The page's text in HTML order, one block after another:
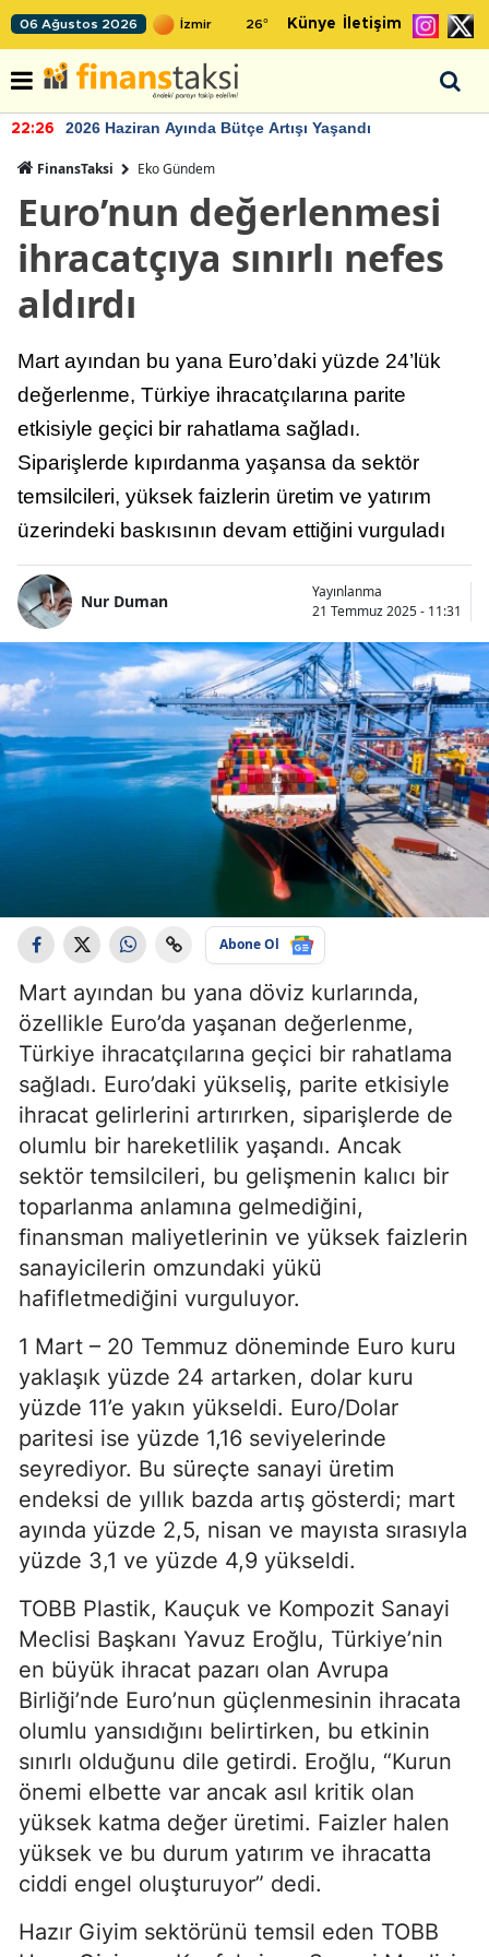
06 Ağustos 2026 26° Künye İletişim
22:26 2026 Haziran Ayında Bütçe Artışı Yaşandı
FinansTaksi Eko Gündem
Euro’nun değerlenmesi
ihracatçıya sınırlı nefes
aldırdı
Mart ayından bu yana Euro’daki yüzde 24’lük
değerlenme, Türkiye ihracatçılarına parite
etkisiyle geçici bir rahatlama sağladı.
Siparişlerde kıpırdanma yaşansa da sektör
temsilcileri, yüksek faizlerin üretim ve yatırım
üzerindeki baskısının devam ettiğini vurguladı
Nur Duman
Yayınlanma
21 Temmuz 2025 - 11:31
Abone Ol
Mart ayından bu yana döviz kurlarında,
özellikle Euro’da yaşanan değerlenme,
Türkiye ihracatçılarına geçici bir rahatlama
sağladı. Euro’daki yükseliş, parite etkisiyle
ihracat gelirlerini artırırken, siparişlerde de
olumlu bir hareketlilik yaşandı. Ancak
sektör temsilcileri, bu gelişmenin kalıcı bir
toparlanma anlamına gelmediğini,
finansman maliyetlerinin ve yüksek faizlerin
sanayicilerin omzundaki yükü
hafifletmediğini vurguluyor.
1 Mart – 20 Temmuz döneminde Euro kuru
yaklaşık yüzde 24 artarken, dolar kuru
yüzde 11’e yakın yükseldi. Euro/Dolar
paritesi ise yüzde 1,16 seviyelerinde
seyrediyor. Bu süreçte sanayi üretim
endeksi de yıllık bazda artış gösterdi; mart
ayında yüzde 2,5, nisan ve mayısta sırasıyla
yüzde 3,1 ve yüzde 4,9 yükseldi.
TOBB Plastik, Kauçuk ve Kompozit Sanayi
Meclisi Başkanı Yavuz Eroğlu, Türkiye’nin
en büyük ihracat pazarı olan Avrupa
Birliği’nde Euro’nun güçlenmesinin ihracata
olumlu yansıdığını belirtirken, bu etkinin
sınırlı olduğunu dile getirdi. Eroğlu, “Kurun
önemi elbette var ancak asıl kritik olan
yüksek katma değer üretimi. Faizler halen
yüksek ve bu durum yatırım ve ihracatta
ciddi engel oluşturuyor” dedi.
Hazır Giyim sektörünü temsil eden TOBB